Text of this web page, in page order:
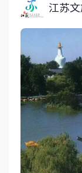
江苏文